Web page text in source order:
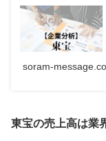
soram-
東宝の売上高は業